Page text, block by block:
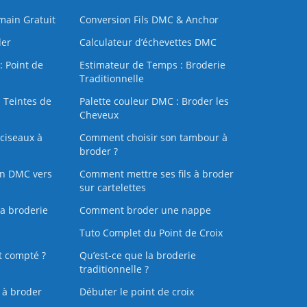
Gratuit
Conversion Fils DMC & Anchor
Calculateur d’échevettes DMC
Point de
Estimateur de Temps : Broderie
Traditionnelle
Teintes de
Palette couleur DMC : Broder les
Cheveux
à
Comment choisir son tambour à
broder ?
DMC vers
Comment mettre ses fils à broder
sur cartelettes
broderie
Comment broder une nappe
Tuto Complet du Point de Croix
compté ?
Qu’est-ce que la broderie
traditionnelle ?
broder
Débuter le point de croix